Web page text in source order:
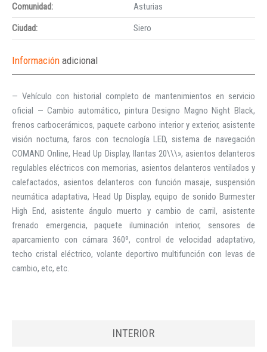
Comunidad:
Asturias
Ciudad:
Siero
Información adicional
— Vehículo con historial completo de mantenimientos en servicio
oficial — Cambio automático, pintura Designo Magno Night Black,
frenos carbocerámicos, paquete carbono interior y exterior, asistente
visión nocturna, faros con tecnología LED, sistema de navegación
COMAND Online, Head Up Display, llantas 20\\\», asientos delanteros
regulables eléctricos con memorias, asientos delanteros ventilados y
calefactados, asientos delanteros con función masaje, suspensión
neumática adaptativa, Head Up Display, equipo de sonido Burmester
High End, asistente ángulo muerto y cambio de carril, asistente
frenado emergencia, paquete iluminación interior, sensores de
aparcamiento con cámara 360º, control de velocidad adaptativo,
techo cristal eléctrico, volante deportivo multifunción con levas de
cambio, etc, etc.
INTERIOR